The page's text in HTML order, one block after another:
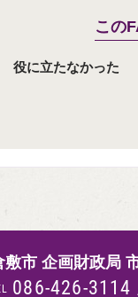
この
役に立たなかった
敷市 企画財政局
086-426-3114